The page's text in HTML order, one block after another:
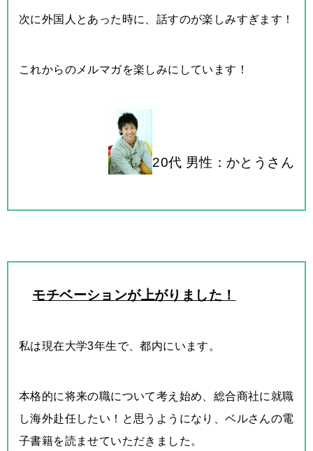
次に外国人とあった時に、話すのが楽しみすぎます！
これからのメルマガを楽しみにしています！
20代 男性：かとうさん
モチベーションが上がりました！
私は現在大学3年生で、都内にいます。
本格的に将来の職について考え始め、総合商社に就職
し海外赴任したい！と思うようになり、ベルさんの電
子書籍を読ませていただきました。